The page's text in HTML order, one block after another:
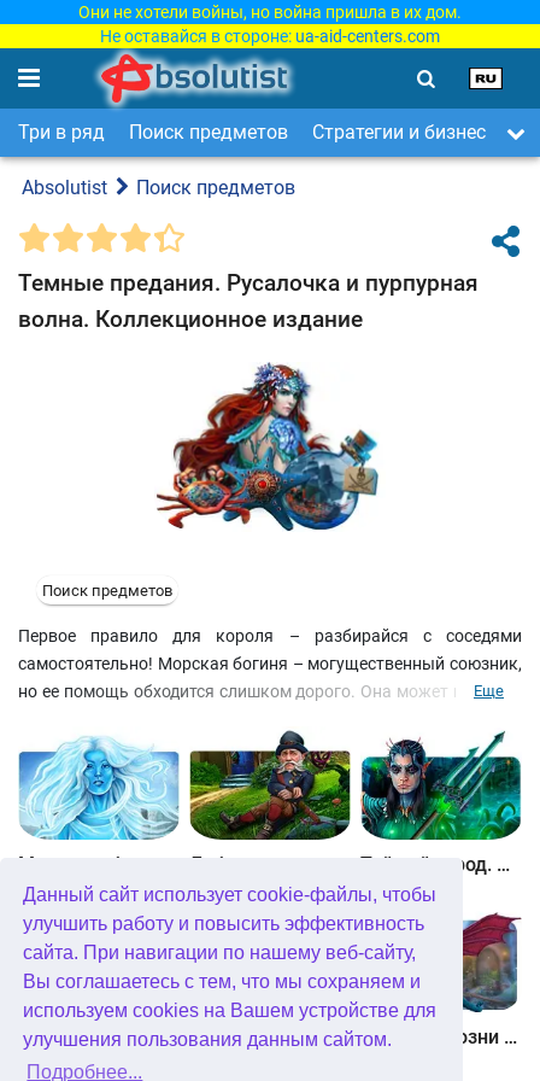
Данный сайт использует cookie-файлы, чтобы
улучшить работу и повысить эффективность
сайта. При навигации по нашему веб-сайту,
Вы соглашаетесь с тем, что мы сохраняем и
используем cookies на Вашем устройстве для
улучшения пользования данным сайтом.
Подробнее...
Они не хотели войны, но война пришла в их дом.
Не оставайся в стороне: ua-aid-centers.com
Три в ряд Поиск предметов Стратегии и бизнес
Absolutist Поиск предметов
Темные предания. Русалочка и пурпурная
волна. Коллекционное издание
Поиск предметов
Первое правило для короля – разбирайся с соседями
самостоятельно! Морская богиня – могущественный союзник,
но ее помощь обходится слишком дорого. Она может вызвать
после является в королевский дворец, превращает принцесс в
русалок, короля – в морское чудовище и забирает с собой в
океанские глубины, а там кроме рыб и поговорить-то не с кем.
Помогите русалочкам снять заклятье и вернуться домой!
Еще
Тайный город. Подводное королевство. Коллекционное издание
Небесные земли. Пробуждение гигантов. Коллекционное издание Загадки Нью-Йорка. Пробуждение. Коллекционное издание Химеры. Козни зла. Коллекционное издание